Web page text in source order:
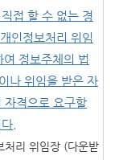
접 할 수 없는 경
인정보처리 위임
여 정보주체의 법
나 위임을 받은 자
자격으로 요구할
.
처리 위임장 (다운받